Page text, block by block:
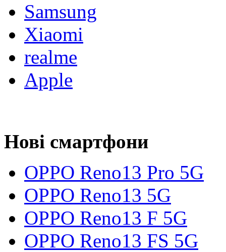
Samsung
Xiaomi
realme
Apple
Нові смартфони
OPPO Reno13 Pro 5G
OPPO Reno13 5G
OPPO Reno13 F 5G
OPPO Reno13 FS 5G